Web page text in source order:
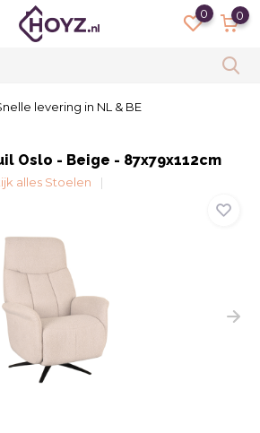
0 0
levering in NL & BE
Oslo - Beige - 87x79x112cm
alles Stoelen